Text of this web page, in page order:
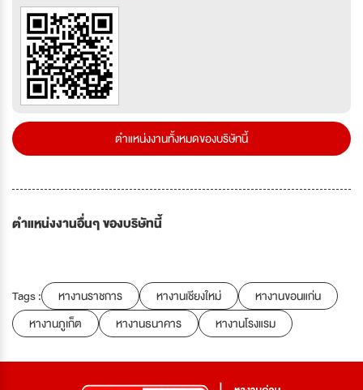
ตำแหน่งงานทั้งหมดของบริษัทนี้
ตำแหน่งงานอื่นๆ ของบริษัทนี้
Tags : หางานราชการ หางานเชียงใหม่
หางานขอนแก่น
หางานภูเก็ต
หางานธนาคาร หางานโรงแรม